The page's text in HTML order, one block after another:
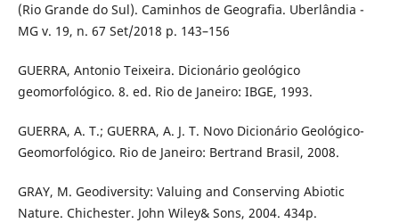
(Rio Grande do Sul). Caminhos de Geografia. Uberlândia -
MG v. 19, n. 67 Set/2018 p. 143–156
GUERRA, Antonio Teixeira. Dicionário geológico
geomorfológico. 8. ed. Rio de Janeiro: IBGE, 1993.
GUERRA, A. T.; GUERRA, A. J. T. Novo Dicionário Geológico-
Geomorfológico. Rio de Janeiro: Bertrand Brasil, 2008.
GRAY, M. Geodiversity: Valuing and Conserving Abiotic
Nature. Chichester. John Wiley& Sons, 2004. 434p.